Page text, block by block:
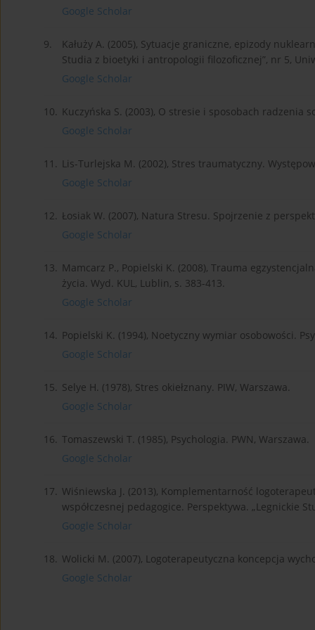
Google Scholar
9.
Kałuży A. (2005), Sytuacje graniczne, epizody
Studia z bioetyki i antropologii filozoficznej”, nr 5,
Google Scholar
10. Kuczyńska S. (2003), O stresie i sposobach radzenia
Google Scholar
11. Lis-Turlejska M. (2002), Stres traumatyczny.
Google Scholar
12. Łosiak W. (2007), Natura Stresu. Spojrzenie z
Google Scholar
13. Mamcarz P., Popielski K. (2008), Trauma
życia. Wyd. KUL, Lublin, s. 383-413.
Google Scholar
14. Popielski K. (1994), Noetyczny wymiar osobowości.
Google Scholar
15. Selye H. (1978), Stres okiełznany. PIW, Warszawa.
Google Scholar
16. Tomaszewski T. (1985), Psychologia. PWN, Warszawa.
Google Scholar
17. Wiśniewska J. (2013), Komplementarność
współczesnej pedagogice. Perspektywa. „Legnickie
Google Scholar
18. Wolicki M. (2007), Logoterapeutyczna koncepcja
Google Scholar